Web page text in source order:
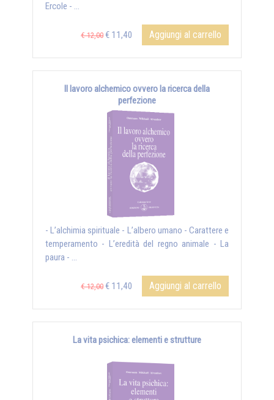
Ercole - ...
€ 12,00 € 11,40 Aggiungi al carrello
Il lavoro alchemico ovvero la ricerca della
perfezione
- L’alchimia spirituale - L’albero umano - Carattere e
temperamento - L’eredità del regno animale - La
paura - ...
€ 12,00 € 11,40 Aggiungi al carrello
La vita psichica: elementi e strutture